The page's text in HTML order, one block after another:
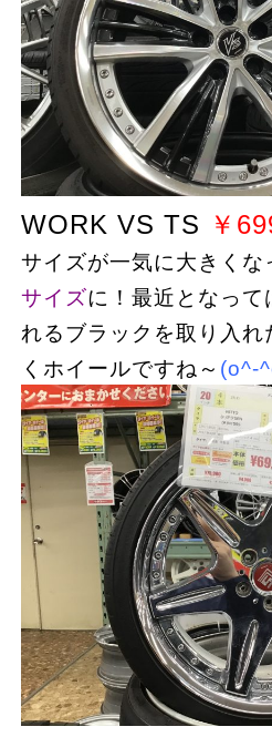
WORK VS TS ￥
サイズが一気に大きくな
サイズに！最近となって
れるブラックを取り入れ
くホイールですね～ (o^-